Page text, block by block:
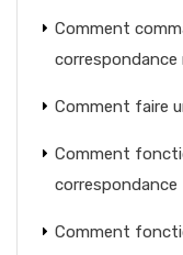
Comment
correspondance
Comment faire
Comment
correspondance
Comment